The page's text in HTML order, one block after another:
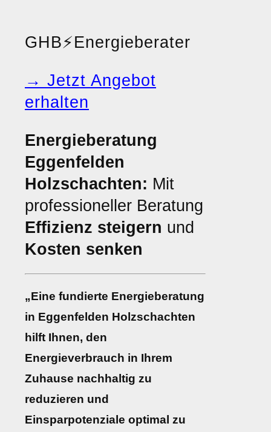
GHB⚡Energieberater
→ Jetzt Angebot
erhalten
Energieberatung
Eggenfelden
Holzschachten: Mit
professioneller Beratung
Effizienz steigern und
Kosten senken
„Eine fundierte Energieberatung
in Eggenfelden Holzschachten
hilft Ihnen, den
Energieverbrauch in Ihrem
Zuhause nachhaltig zu
reduzieren und
Einsparpotenziale optimal zu